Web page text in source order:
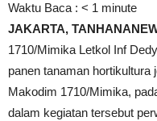
Waktu Baca : < 1 minute
JAKARTA,
1710/Mimika Letkol Inf
panen tanaman hortikultura
Makodim 1710/Mimika,
dalam kegiatan tersebut